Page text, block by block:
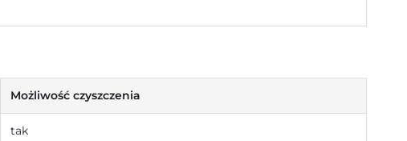
Możliwość czyszczenia
tak